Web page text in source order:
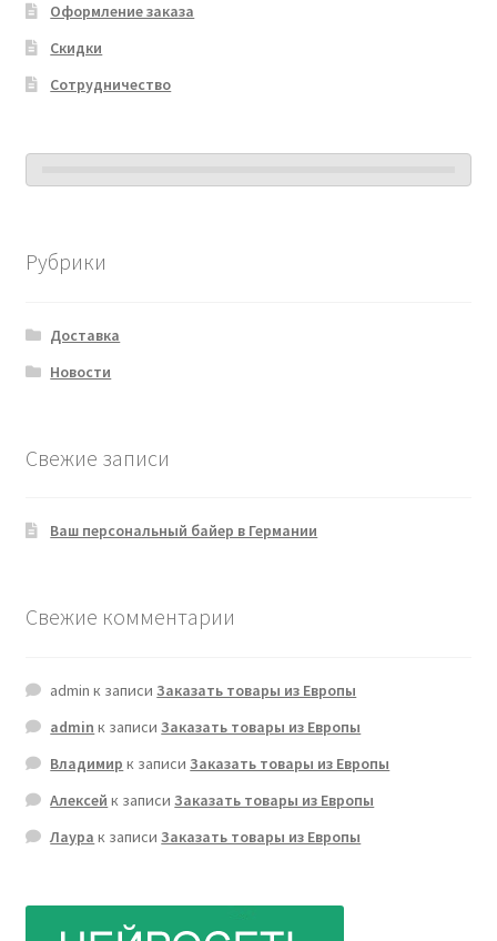
Оформление заказа
Скидки
Сотрудничество
Рубрики
Доставка
Новости
Свежие записи
Ваш персональный байер в Германии
Свежие комментарии
admin к записиЗаказать товары из Европы
admin к записиЗаказать товары из Европы
Владимир к записиЗаказать товары из Европы
Алексей к записиЗаказать товары из Европы
Лаура к записиЗаказать товары из Европы